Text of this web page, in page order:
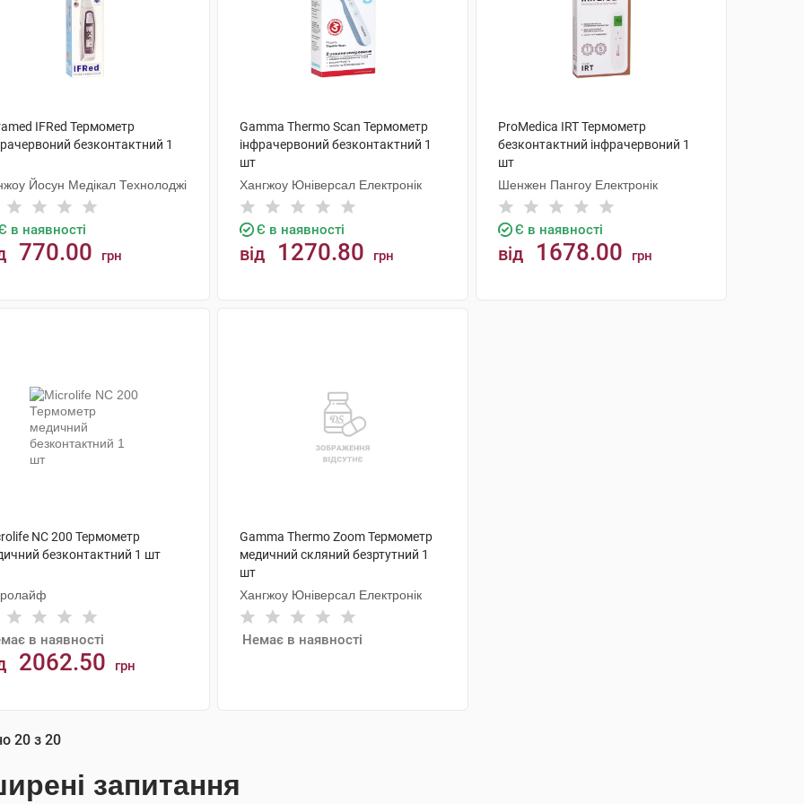
IFRed Термометр
безконтактний 1
Йосун Медікал Технолоджі
в наявності
770.00 грн
Gamma Thermo Scan Термометр
інфрачервоний безконтактний 1
шт
Хангжоу Юніверсал Електронік
Є в наявності
від 1270.80 грн
ProMedica IRT Термометр
безконтактний інфрачервоний 1
шт
Шенжен Пангоу Електронік
Є в наявності
від 1678.00 грн
NC 200 Термометр
безконтактний 1 шт
в наявності
2062.50 грн
АНАЛОГИ
Gamma Thermo Zoom Термометр
медичний скляний безртутний 1
шт
Хангжоу Юніверсал Електронік
Немає в наявності
20 з 20
запитання